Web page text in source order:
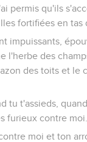
permis qu'ils
fortifiées en tas
impuissants,
l'herbe des
des toits et le
tu t'assieds,
furieux contre moi.
moi et ton